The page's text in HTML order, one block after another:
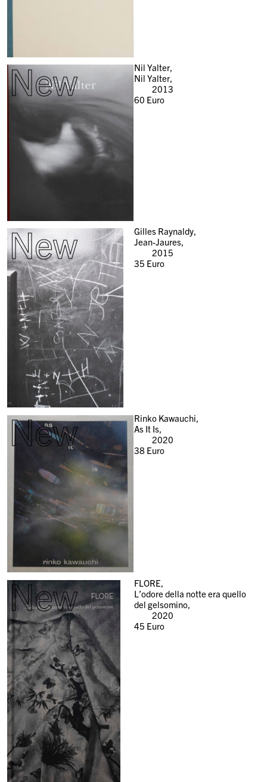
New
Nil Yalter,
Nil Yalter,
2013
60 Euro
New
Gilles Raynaldy,
Jean-Jaures,
2015
35 Euro
New
Rinko Kawauchi,
As It Is,
2020
38Euro
New
FLORE,
L’odore della notte era quello
del gelsomino,
2020
45 Euro